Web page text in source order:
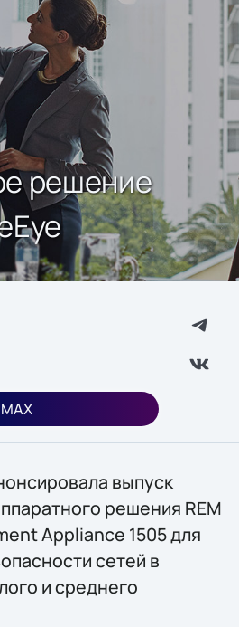
решение
выпуск
решения REM
Appliance 1505 для
сетей в
и среднего